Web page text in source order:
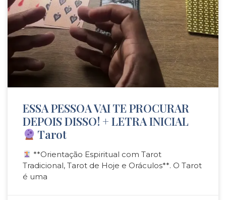
ESSA PESSOA VAI TE PROCURAR
DEPOIS DISSO! + LETRA INICIAL
Tarot
**Orientação Espiritual com Tarot
Tradicional, Tarot de Hoje e Oráculos**. O Tarot
é uma